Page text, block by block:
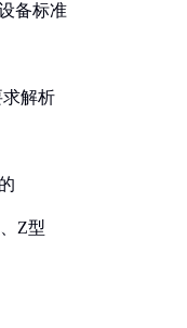
备标准
求解析
Z型